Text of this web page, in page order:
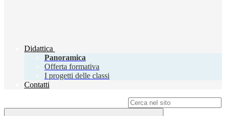
Didattica
Panoramica
Offerta formativa
I progetti delle classi
Contatti